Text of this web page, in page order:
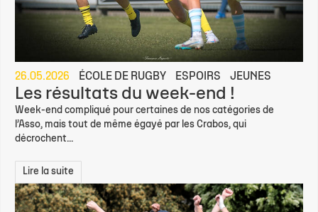
26.05.2026 ÉCOLE DE RUGBY ESPOIRS JEUNES
Les résultats du week-end !
Week-end compliqué pour certaines de nos catégories de
l’Asso, mais tout de même égayé par les Crabos, qui
décrochent...
Lire la suite